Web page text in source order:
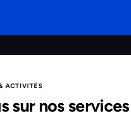
ACTIVITÉS
sur nos services